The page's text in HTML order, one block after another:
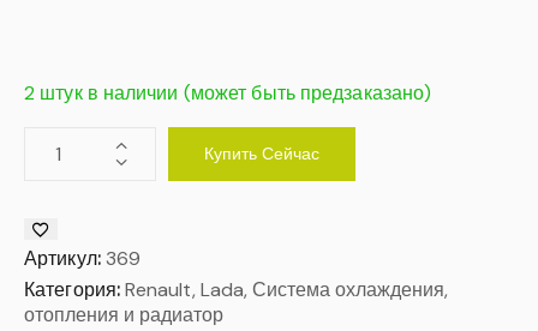
2 штук в наличии (может быть предзаказано)
Купить Сейчас
Артикул: 369
Категория:Renault, Lada, Система охлаждения,
отопления и радиатор